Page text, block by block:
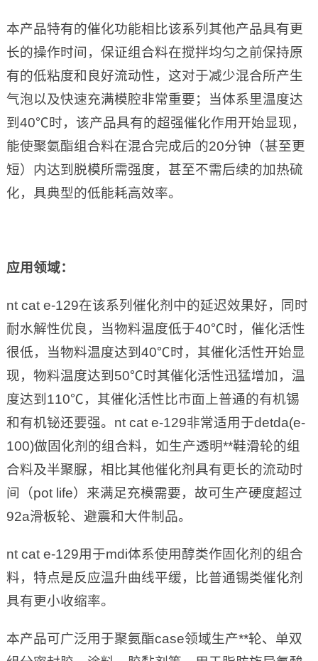
本产品特有的催化功能相比该系列其他产品具有更
长的操作时间，保证组合料在搅拌均匀之前保持原
有的低粘度和良好流动性，这对于减少混合所产生
气泡以及快速充满模腔非常重要；当体系里温度达
到40℃时，该产品具有的超强催化作用开始显现，
能使聚氨酯组合料在混合完成后的20分钟（甚至更
短）内达到脱模所需强度，甚至不需后续的加热硫
化，具典型的低能耗高效率。
应用领域：
nt cat e-129在该系列催化剂中的延迟效果好，同时
耐水解性优良，当物料温度低于40℃时，催化活性
很低，当物料温度达到40℃时，其催化活性开始显
现，物料温度达到50℃时其催化活性迅猛增加，温
度达到110℃，其催化活性比市面上普通的有机锡
和有机铋还要强。nt cat e-129非常适用于detda(e-
100)做固化剂的组合料，如生产透明**鞋滑轮的组
合料及半聚脲，相比其他催化剂具有更长的流动时
间（pot life）来满足充模需要，故可生产硬度超过
92a滑板轮、避震和大件制品。
nt cat e-129用于mdi体系使用醇类作固化剂的组合
料，特点是反应温升曲线平缓，比普通锡类催化剂
具有更小收缩率。
本产品可广泛用于聚氨酯case领域生产**轮、单双